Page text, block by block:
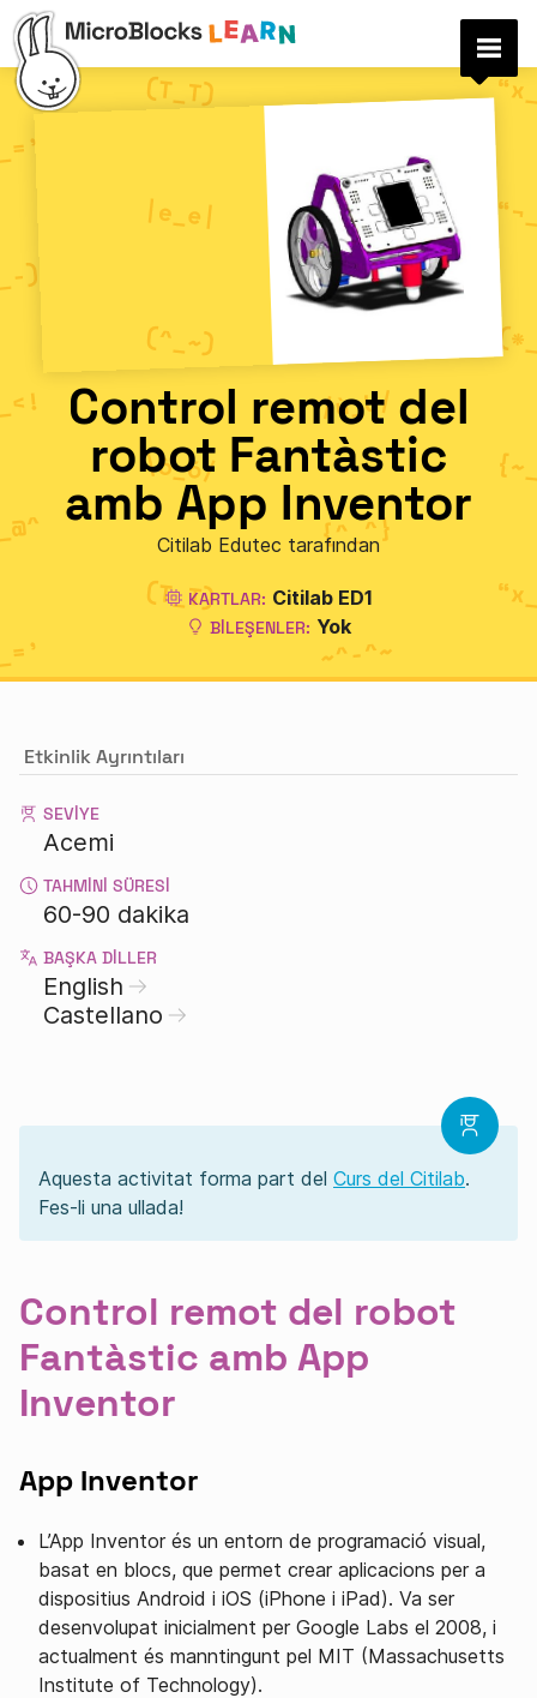
Control remot del
robot Fantàstic
amb App Inventor
Citilab Edutec tarafından
KARTLAR: Citilab ED1
BILEŞENLER: Yok
Etkinlik Ayrıntıları
SEVIYE
Acemi
TAHMINI SÜRESI
60-90 dakika
BAŞKA DILLER
English
Castellano
Aquesta activitat forma part del Curs del Citilab.
Fes-li una ullada!
Control remot del robot
Fantàstic amb App
Inventor
App Inventor
L’App Inventor és un entorn de programació visual,
basat en blocs, que permet crear aplicacions per a
dispositius Android i iOS (iPhone i iPad). Va ser
desenvolupat inicialment per Google Labs el 2008, i
actualment és manntingunt pel MIT (Massachusetts
Institute of Technology).